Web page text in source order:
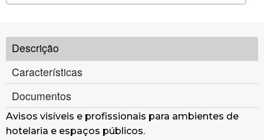
Descrição
Características
Documentos
Avisos visíveis e profissionais para ambientes de
hotelaria e espaços públicos.